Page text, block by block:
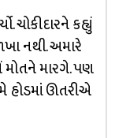
ચોકીદારને કહ્યું
નથી. અમારે
મારગે. પણ
ઊતરીએ